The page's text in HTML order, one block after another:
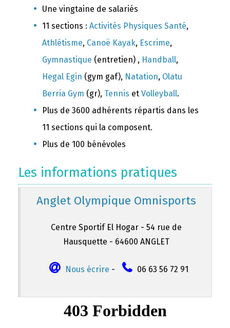
Une vingtaine de salariés
11 sections : Activités Physiques Santé,
Athlétisme, Canoë Kayak, Escrime,
Gymnastique (entretien) , Handball,
Hegal Egin (gym gaf), Natation, Olatu
Berria Gym (gr), Tennis et Volleyball.
Plus de 3600 adhérents répartis dans les
11 sections qui la composent.
Plus de 100 bénévoles
Les informations pratiques
Anglet Olympique Omnisports
Centre Sportif El Hogar - 54 rue de
Hausquette - 64600 ANGLET
Nous écrire - 06 63 56 72 91